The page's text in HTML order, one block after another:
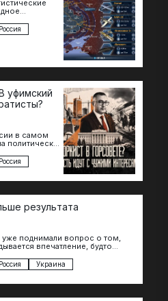
даже не…
Россия
уфимский
в самом
политическое
Россия
результата
поднимали вопрос о том,
впечатление, будто
Россия Украина